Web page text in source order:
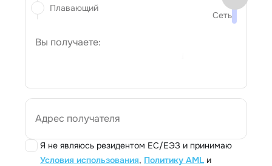
Сеть
Вы получаете:
Адрес получателя
Я не являюсь резидентом ЕС/ЕЭЗ и принимаю
Условия использования, Политику AML и
Плавающий